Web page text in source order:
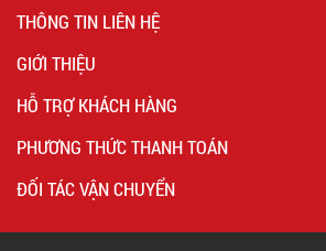
THÔNG TIN LIÊN HỆ
GIỚI THIỆU
HỖ TRỢ KHÁCH HÀNG
PHƯƠNG THỨC THANH TOÁN
ĐỐI TÁC VẬN CHUYỂN